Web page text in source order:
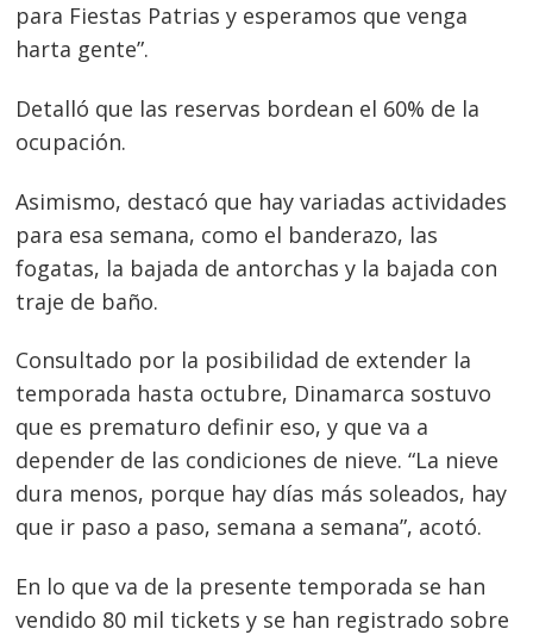
para Fiestas Patrias y esperamos que venga
harta gente”.
Detalló que las reservas bordean el 60% de la
ocupación.
Asimismo, destacó que hay variadas actividades
para esa semana, como el banderazo, las
fogatas, la bajada de antorchas y la bajada con
traje de baño.
Consultado por la posibilidad de extender la
temporada hasta octubre, Dinamarca sostuvo
que es prematuro definir eso, y que va a
depender de las condiciones de nieve. “La nieve
dura menos, porque hay días más soleados, hay
que ir paso a paso, semana a semana”, acotó.
En lo que va de la presente temporada se han
vendido 80 mil tickets y se han registrado sobre